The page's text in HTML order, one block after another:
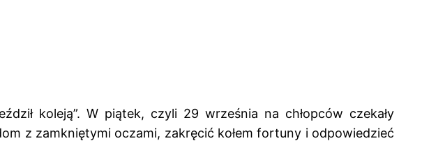
koleją”. W piątek, czyli 29 września na chłopców czekały
z zamkniętymi oczami, zakręcić kołem fortuny i odpowiedzieć